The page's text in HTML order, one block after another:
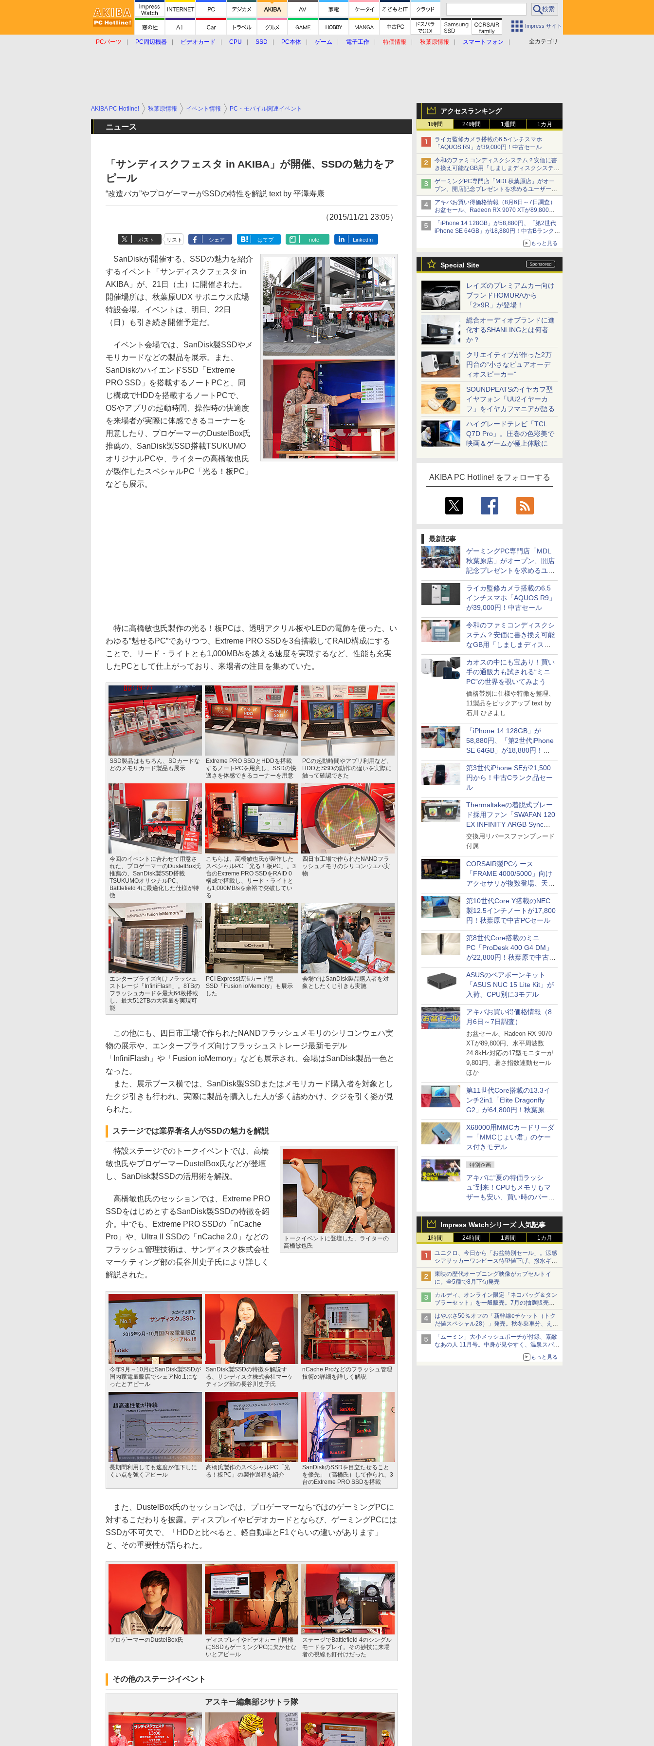
Impress サイト
全カテゴリ
PCパーツ PC周辺機器 ビデオカード CPU SSD PC本体 ゲーム 電子工作 特価情報 秋葉原情報
スマートフォン
アクセスランキング
1時間 24時間 1週間 1カ月
ライカ監修カメラ搭載の6.5インチスマホ
「AQUOS R9」が39,000円！中古セール
令和のファミコンディスクシステム？安価に書
き換え可能なGB用「しましまディスクシステ
ム」
ゲーミングPC専門店「MDL秋葉原店」がオー
プン、開店記念プレゼントを求めるユーザーが
押し寄せ長蛇の列に
アキバお買い得価格情報（8月6日～7日調査）
お盆セール、Radeon RX 9070 XTが89,800
円、水平周波数24.8kHz対応の17型モニターが
9,801円、暑さ指数連動セール ほか
「iPhone 14 128GB」が58,880円、「第2世代
iPhone SE 64GB」が18,880円！中古Bランク品
もっと見る
Special Site
レイズのプレミアムカー向け
ブランドHOMURAから
「2×9R」が登場！
総合オーディオブランドに進
化するSHANLINGとは何者
か？
クリエイティブが作った2万
円台の“小さなピュアオーデ
ィオスピーカー”
SOUNDPEATSのイヤカフ型
イヤフォン「UU2イヤーカ
フ」をイヤカフマニアが語る
ハイグレードテレビ「TCL
Q7D Pro」。圧巻の色彩美で
映画＆ゲームが極上体験に
AKIBA PC Hotline! をフォローする
最新記事
ゲーミングPC専門店「MDL
秋葉原店」がオープン、開店
記念プレゼントを求めるユー
ザーが押し寄せ長蛇の列に
ライカ監修カメラ搭載の6.5
インチスマホ「AQUOS R9」
が39,000円！中古セール
令和のファミコンディスクシ
ステム？安価に書き換え可能
なGB用「しましまディスク
システム」
カオスの中にも宝あり！買い
手の通販力も試される“ミニ
PC”の世界を覗いてみよう
価格帯別に仕様や特徴を整理、
11製品をピックアップ text by
石川 ひさよし
「iPhone 14 128GB」が
58,880円、「第2世代iPhone
SE 64GB」が18,880円！中
古Bランク品セール
第3世代iPhone SEが21,500
円から！中古Cランク品セー
ル
Thermaltakeの着脱式ブレー
ド採用ファン「SWAFAN 120
EX INFINITY ARGB Sync」
に単品パッケージ
交換用リバースファンブレード
付属
CORSAIR製PCケース
「FRAME 4000/5000」向け
アクセサリが複数登場、天然
木製パネルや背面コネクタ対
応トレイなど
第10世代Core Y搭載のNEC
製12.5インチノートが17,800
円！秋葉原で中古PCセール
第8世代Core搭載のミニ
PC「ProDesk 400 G4 DM」
が22,800円！秋葉原で中古
PCセール
ASUSのベアボーンキット
「ASUS NUC 15 Lite Kit」が
入荷、CPU別に3モデル
アキバお買い得価格情報（8
月6日～7日調査）
お盆セール、Radeon RX 9070
XTが89,800円、水平周波数
24.8kHz対応の17型モニターが
9,801円、暑さ指数連動セール
ほか
第11世代Core搭載の13.3イ
ンチ2in1「Elite Dragonfly
G2」が64,800円！秋葉原で
中古PCセール
X68000用MMCカードリーダ
ー「MMCじょい君」のケー
ス付きモデル
特別企画
アキバに“夏の特価ラッシ
ュ”到来！CPUもメモリもマ
ザーも安い、買い時のパーツ
Impress Watchシリーズ 人気記事
1時間 24時間 1週間 1カ月
ユニクロ、今日から「お盆特別セール」。涼感
シアサッカーワンピース待望値下げ、撥水ギア
ショーツは1990円に
東映の歴代オープニング映像がカプセルトイ
に。全5種で8月下旬発売
カルディ、オンライン限定「ネコバッグ＆タン
ブラーセット」を一般販売。7月の抽選販売の
当選無効分
はやぶさ50％オフの「新幹線eチケット（トク
だ値スペシャル28）」発売。秋冬乗車分、えき
ねっと限定
「ムーミン」大小メッシュポーチが付録、素敵
なあの人 11月号。中身が見やすく、温泉スパに
もっと見る
AKIBA PC Hotline! 秋葉原情報 イベント情報 PC・モバイル関連イベント
ニュース
「サンディスクフェスタ in AKIBA」が開催、SSDの魅力をア
ピール
“改造バカ”やプロゲーマーがSSDの特性を解説 text by 平澤寿康
（2015/11/21 23:05）
ポスト リスト シェア はてブ note LinkedIn
SanDiskが開催する、SSDの魅力を紹介
するイベント「サンディスクフェスタ in
AKIBA」が、21日（土）に開催された。
開催場所は、秋葉原UDX サボニウス広場
特設会場。イベントは、明日、22日
（日）も引き続き開催予定だ。
イベント会場では、SanDisk製SSDやメ
モリカードなどの製品を展示。また、
SanDiskのハイエンドSSD「Extreme
PRO SSD」を搭載するノートPCと、同
じ構成でHDDを搭載するノートPCで、
OSやアプリの起動時間、操作時の快適度
を来場者が実際に体感できるコーナーを
用意したり、プロゲーマーのDustelBox氏
推薦の、SanDisk製SSD搭載TSUKUMO
オリジナルPCや、ライターの高橋敏也氏
が製作したスペシャルPC「光る！板PC」
なども展示。
特に高橋敏也氏製作の光る！板PCは、透明アクリル板やLEDの電飾を使った、い
わゆる”魅せるPC”でありつつ、Extreme PRO SSDを3台搭載してRAID構成にする
ことで、リード・ライトとも1,000MB/sを越える速度を実現するなど、性能も充実
したPCとして仕上がっており、来場者の注目を集めていた。
SSD製品はもちろん、SDカードな
どのメモリカード製品も展示
Extreme PRO SSDとHDDを搭載
するノートPCを用意し、SSDの快
適さを体感できるコーナーを用意
PCの起動時間やアプリ利用など、
HDDとSSDの動作の違いを実際に
触って確認できた
今回のイベントに合わせて用意さ
れた、プロゲーマーのDustelBox氏
推薦の、SanDisk製SSD搭載
TSUKUMOオリジナルPC。
Battlefield 4に最適化した仕様が特
徴
こちらは、高橋敏也氏が製作した
スペシャルPC「光る！板PC」。3
台のExtreme PRO SSDをRAID 0
構成で搭載し、リード・ライトと
も1,000MB/sを余裕で突破してい
る
四日市工場で作られたNANDフラ
ッシュメモリのシリコンウエハ実
物
エンタープライズ向けフラッシュ
ストレージ「InfiniFlash」。8TBの
フラッシュカードを最大64枚搭載
し、最大512TBの大容量を実現可
能
PCI Express拡張カード型
SSD「Fusion ioMemory」も展示
した
会場ではSanDisk製品購入者を対
象としたくじ引きも実施
この他にも、四日市工場で作られたNANDフラッシュメモリのシリコンウェハ実
物の展示や、エンタープライズ向けフラッシュストレージ最新モデル
「InfiniFlash」や「Fusion ioMemory」なども展示され、会場はSanDisk製品一色と
なった。
また、展示ブース横では、SanDisk製SSDまたはメモリカード購入者を対象とし
たクジ引きも行われ、実際に製品を購入した人が多く詰めかけ、クジを引く姿が見
られた。
ステージでは業界著名人がSSDの魅力を解説
トークイベントに登壇した、ライターの
高橋敏也氏
特設ステージでのトークイベントでは、高橋
敏也氏やプロゲーマーDustelBox氏などが登壇
し、SanDisk製SSDの活用術を解説。
高橋敏也氏のセッションでは、Extreme PRO
SSDをはじめとするSanDisk製SSDの特徴を紹
介。中でも、Extreme PRO SSDの「nCache
Pro」や、Ultra II SSDの「nCache 2.0」などの
フラッシュ管理技術は、サンディスク株式会社
マーケティング部の長谷川史子氏により詳しく
解説された。
今年9月～10月にSanDisk製SSDが
国内家電量販店でシェアNo.1にな
ったとアピール
SanDisk製SSDの特徴を解説す
る、サンディスク株式会社マーケ
ティング部の長谷川史子氏
nCache Proなどのフラッシュ管理
技術の詳細を詳しく解説
長期間利用しても速度が低下しに
くい点を強くアピール
高橋氏製作のスペシャルPC「光
る！板PC」の製作過程を紹介
SanDiskのSSDを目立たせること
を優先」（高橋氏）して作られ、3
台のExtreme PRO SSDを搭載
また、DustelBox氏のセッションでは、プロゲーマーならではのゲーミングPCに
対するこだわりを披露。ディスプレイやビデオカードとならび、ゲーミングPCには
SSDが不可欠で、「HDDと比べると、軽自動車とF1ぐらいの違いがあります」
と、その重要性が語られた。
プロゲーマーのDustelBox氏
ディスプレイやビデオカード同様
にSSDもゲーミングPCに欠かせな
いとアピール
ステージでBattlefield 4のシングル
モードをプレイ。その妙技に来場
者の視線も釘付けだった
その他のステージイベント
アスキー編集部ジサトラ隊